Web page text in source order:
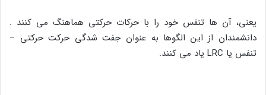
یعنی، آن ها تنفس خود را با حرکات حرکتی هماهنگ می کنند .
دانشمندان از این الگوها به عنوان جفت شدگی حرکت حرکتی –
تنفس یا LRC یاد می کنند.